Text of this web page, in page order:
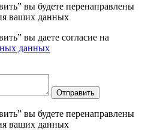
вы будете перенаправлены
ваших данных
вы даете согласие на
данных
Отправить
вы будете перенаправлены
ваших данных